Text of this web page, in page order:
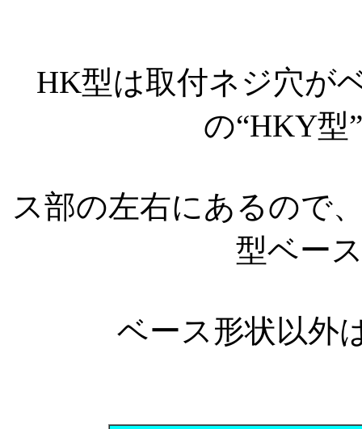
HK型は取付ネジ穴が
の“HKY型
ス部の左右にあるので
型ベー
ベース形状以外